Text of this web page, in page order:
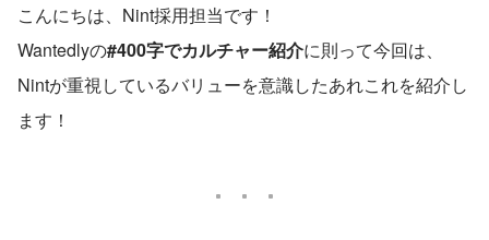
こんにちは、Nint採用担当です！
Wantedlyの#400字でカルチャー紹介に則って今回は、
Nintが重視しているバリューを意識したあれこれを紹介し
ます！